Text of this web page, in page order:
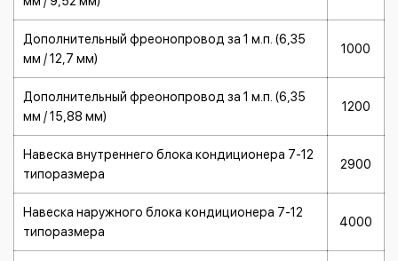
Дополнительный фреонопровод за 1 м.п. (6,35
мм / 12,7 мм)
1000
Дополнительный фреонопровод за 1 м.п. (6,35
мм / 15,88 мм)
1200
Навеска внутреннего блока кондиционера 7-12
типоразмера
2900
Навеска наружного блока кондиционера 7-12
типоразмера
4000